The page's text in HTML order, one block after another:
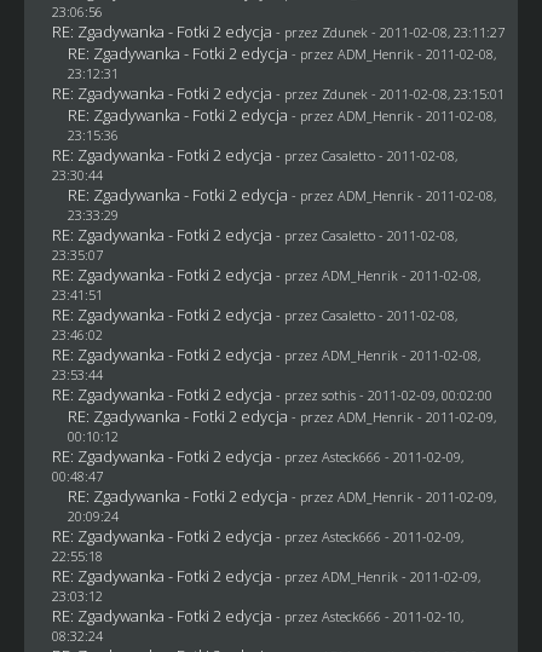
23:06:56
RE: Zgadywanka - Fotki 2 edycja - przez Zdunek - 2011-02-08, 23:11:27
RE: Zgadywanka - Fotki 2 edycja - przez ADM_Henrik - 2011-02-08,
23:12:31
RE: Zgadywanka - Fotki 2 edycja - przez Zdunek - 2011-02-08, 23:15:01
RE: Zgadywanka - Fotki 2 edycja - przez ADM_Henrik - 2011-02-08,
23:15:36
RE: Zgadywanka - Fotki 2 edycja - przez Casaletto- 2011-02-08,
23:30:44
RE: Zgadywanka - Fotki 2 edycja - przez ADM_Henrik - 2011-02-08,
23:33:29
RE: Zgadywanka - Fotki 2 edycja - przez Casaletto- 2011-02-08,
23:35:07
RE: Zgadywanka - Fotki 2 edycja - przez ADM_Henrik - 2011-02-08,
23:41:51
RE: Zgadywanka - Fotki 2 edycja - przez Casaletto- 2011-02-08,
23:46:02
RE: Zgadywanka - Fotki 2 edycja - przez ADM_Henrik - 2011-02-08,
23:53:44
RE: Zgadywanka - Fotki 2 edycja - przez sothis- 2011-02-09, 00:02:00
RE: Zgadywanka - Fotki 2 edycja - przez ADM_Henrik - 2011-02-09,
00:10:12
RE: Zgadywanka - Fotki 2 edycja - przez Asteck666 - 2011-02-09,
00:48:47
RE: Zgadywanka - Fotki 2 edycja - przez ADM_Henrik - 2011-02-09,
20:09:24
RE: Zgadywanka - Fotki 2 edycja - przez Asteck666 - 2011-02-09,
22:55:18
RE: Zgadywanka - Fotki 2 edycja - przez ADM_Henrik - 2011-02-09,
23:03:12
RE: Zgadywanka - Fotki 2 edycja - przez Asteck666 - 2011-02-10,
08:32:24